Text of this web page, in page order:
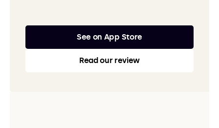
See on App Store
Read our review